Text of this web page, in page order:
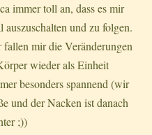
immer toll an, dass es mir
und zu folgen.
mir die Veränderungen
wieder als Einheit
besonders spannend (wir
und der Nacken ist danach
;))